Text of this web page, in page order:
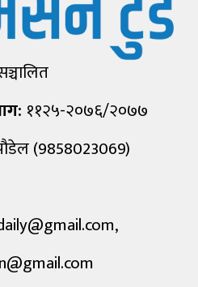
११२५-२०७६/२०७७
(9858023069)
,